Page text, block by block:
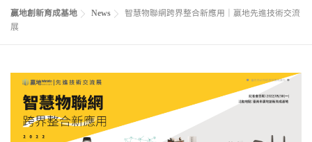
贏地創新育成基地 News
智慧物聯網跨界整合新應用｜贏地先進技術交流
展